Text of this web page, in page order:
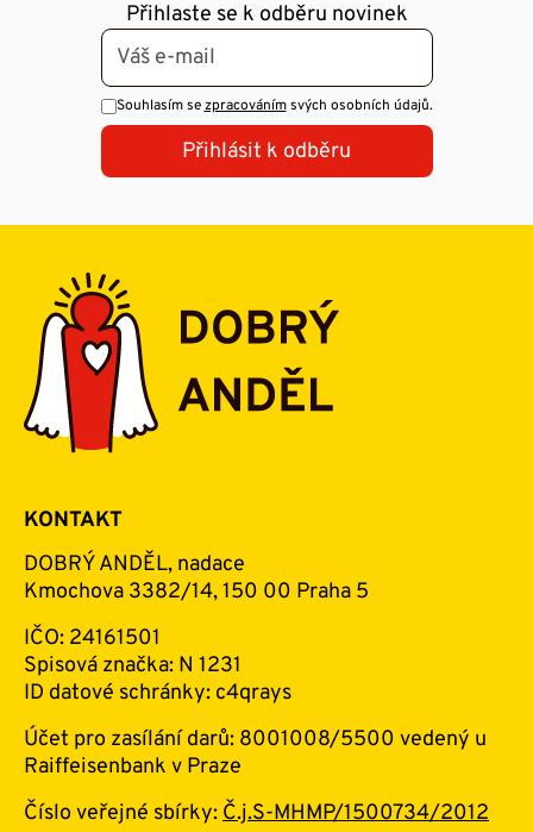
Přihlaste se k odběru novinek
Souhlasím sezpracovánímsvých osobních údajů.
Přihlásit k odběru
KONTAKT
DOBRÝ ANDĚL, nadace
Kmochova 3382/14, 150 00 Praha 5
IČO: 24161501
Spisová značka: N 1231
ID datové schránky: c4qrays
Účet pro zasílání darů: 8001008/5500 vedený u
Raiffeisenbank v Praze
Číslo veřejné sbírky: Č.j.S-MHMP/1500734/2012